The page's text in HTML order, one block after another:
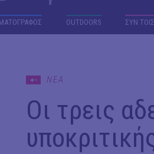
OUTDΟORS ΣΥΝ
ΝΕΑ
Οι τρεις